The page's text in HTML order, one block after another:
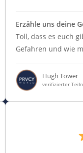
Erzähle uns deine
Toll, dass es euch
Gefahren und wie
Hugh Tower
verifizierter